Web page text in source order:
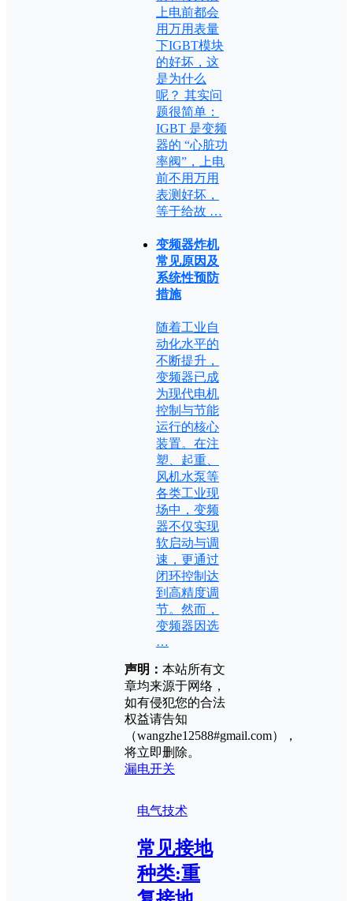
上电前都会
用万用表量
下IGBT模块
的好坏，这
是为什么
呢？ 其实问
题很简单：
IGBT 是变频
器的 “心脏功
率阀”，上电
前不用万用
表测好坏，
等于给故 …
变频器炸机
常见原因及
系统性预防
措施
随着工业自
动化水平的
不断提升，
变频器已成
为现代电机
控制与节能
运行的核心
装置。在注
塑、起重、
风机水泵等
各类工业现
场中，变频
器不仅实现
软启动与调
速，更通过
闭环控制达
到高精度调
节。然而，
变频器因选
…
声明： 本站所有文
章均来源于网络，
如有侵犯您的合法
权益请告知
（wangzhe12588#gmail.com），
将立即删除。
漏电开关
电气技术
常见接地
种类:重